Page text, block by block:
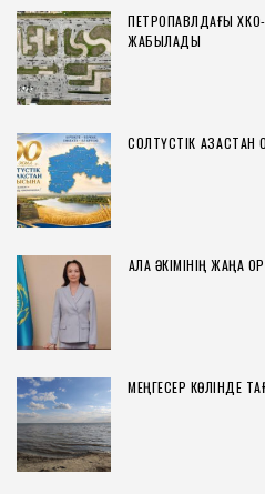
ПЕТРОПАВЛДАҒЫ
ЖАБЫЛАДЫ
СОЛТҮСТІК
ҚАЛА ӘКІМІНІҢ
МЕҢГЕСЕР КӨЛІНДЕ